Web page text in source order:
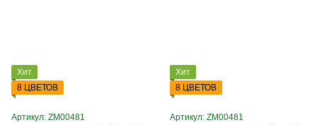
Хит
8 ЦВЕТОВ
Артикул: ZM00481
Хит
8 ЦВЕТОВ
Артикул: ZM00481